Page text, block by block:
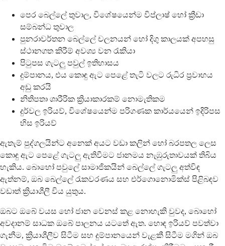
පෙර බෙල්ලේ තුවාල, විශේෂයෙන්ම විප්ලාෂ් හෝ ක්‍රීඩා
සම්බන්ධ තුවාල
පුනරාවර්තන බෙල්ලේ චලනයන් හෝ දිගු කාලයක් අපහසු
ස්ථානගත කිරීම් අවශ්‍ය වන රැකියා
පිටුපස ගැටලු පවුල් ඉතිහාසය
දුම්පානය, එය කොඳු ඇට පෙළේ තැටි වලට රුධිර ප්‍රවාහය
අඩු කරයි
නිතිපතා ශාරීරික ක්‍රියාකාරකම් නොමැතිකම
දුර්වල ඉරියව්, විශේෂයෙන්ම පරිගණක කාර්යයෙන් ඉදිරිපස
හිස ඉරියව්
ඇතැම් පුද්ගලයින්ට අනෙක් අයට වඩා කලින් හෝ බරපතල ලෙස
කොඳු ඇට පෙළේ ගැටලු ඇතිවීමට ජානමය නැඹුරුතාවයක් තිබිය
හැකිය. බොහෝ පවුලේ සාමාජිකයින් බෙල්ලේ ගැටලු අත්විඳ
ඇත්නම්, ඔබ බෙල්ලේ රැකවරණය සහ එර්ගොනොමික්ස් පිළිබඳව
වඩාත් ක්‍රියාශීලී විය යුතුය.
ඔබට ඔබේ වයස හෝ ජාන වෙනස් කළ නොහැකි වුවද, බොහෝ
අවදානම් සාධක ඔබේ පාලනය යටතේ ඇත. හොඳ ඉරියව් පවත්වා
ගැනීම, ක්‍රියාශීලීව සිටීම සහ දුම්පානයෙන් වැළකී සිටීම මගින් ඔබ